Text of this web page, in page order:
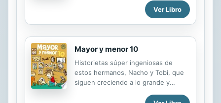
aprendiendo lengua de señas y
quiere enseñársela a sus hermanos
nuevo amigo que es muuuy
sincero... ¿demasiado? Lola sigue
con ¡fantasmas! Y Peluche y Nitus
están más compinches que nunca.
Sumate a sus aventuras y divertite a
lo grande con Mayor y menor.
Ver Libro
Mayor y menor 10
Historietas súper ingeniosas de
estos hermanos, Nacho y Tobi, que
siguen creciendo a lo grande y